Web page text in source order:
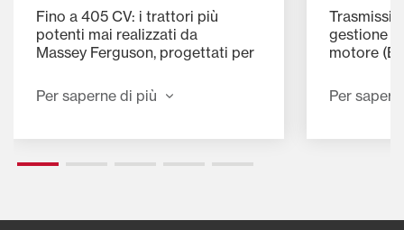
Fino a 405 CV: i trattori più
potenti mai realizzati da
Massey Ferguson, progettati per
costi di esercizio ridotti
Per saperne di più
ELEVATA
gestione
motore
e
Per